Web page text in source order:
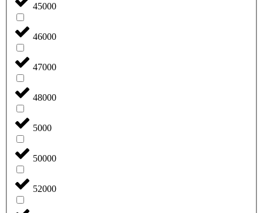
45000
46000
47000
48000
5000
50000
52000